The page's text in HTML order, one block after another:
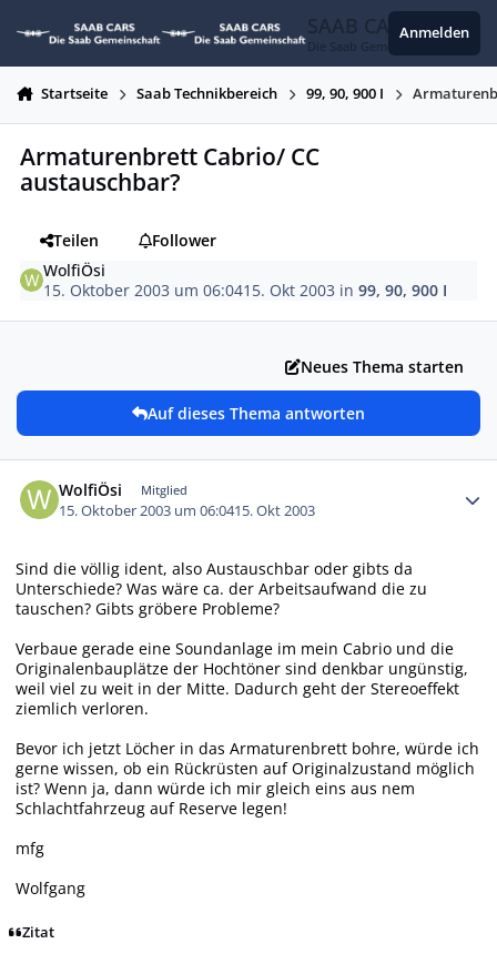
SAAB CARS
Die Saab Gemeinschaft
Anmelden
Startseite Saab Technikbereich 99, 90, 900 I
Armaturenbrett Cabrio/ CC
austauschbar?
Teilen
Follower
WolfiÖsi
15. Oktober 2003 um 06:0415. Okt 2003 in99, 90, 900 I
Neues Thema starten
Auf dieses Thema antworten
WolfiÖsi Mitglied
15. Oktober 2003 um 06:0415. Okt 2003
Sind die völlig ident, also Austauschbar oder gibts da
Unterschiede? Was wäre ca. der Arbeitsaufwand die zu
tauschen? Gibts gröbere Probleme?
Verbaue gerade eine Soundanlage im mein Cabrio und die
Originalenbauplätze der Hochtöner sind denkbar ungünstig,
weil viel zu weit in der Mitte. Dadurch geht der Stereoeffekt
ziemlich verloren.
Bevor ich jetzt Löcher in das Armaturenbrett bohre, würde ich
gerne wissen, ob ein Rückrüsten auf Originalzustand möglich
ist? Wenn ja, dann würde ich mir gleich eins aus nem
Schlachtfahrzeug auf Reserve legen!
mfg
Wolfgang
Zitat